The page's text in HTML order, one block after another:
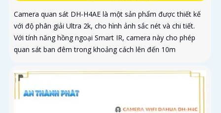
Camera quan sát DH-H4AE là một sản phẩm được thiết kế
với độ phân giải Ultra 2k, cho hình ảnh sắc nét và chi tiết.
Với tính năng hồng ngoại Smart IR, camera này cho phép
quan sát ban đêm trong khoảng cách lên đến 10m